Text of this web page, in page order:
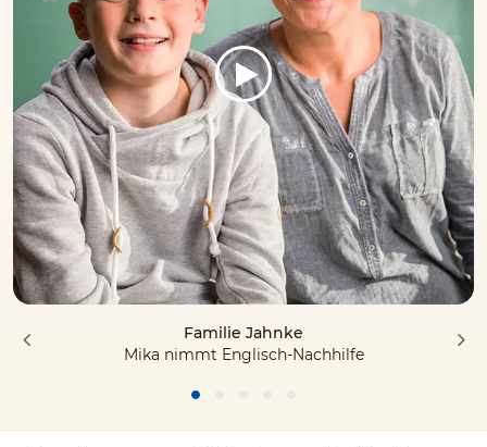
Familie Jahnke
Mika nimmt Englisch-Nachhilfe